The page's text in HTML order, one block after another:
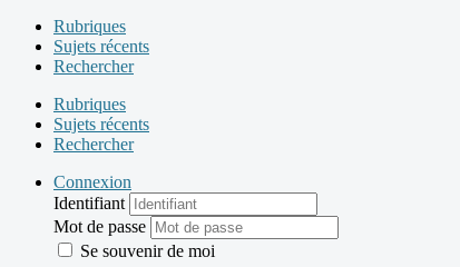
Rubriques
Sujets récents
Rechercher
Rubriques
Sujets récents
Rechercher
Connexion
Identifiant
Mot de passe
Se souvenir de moi